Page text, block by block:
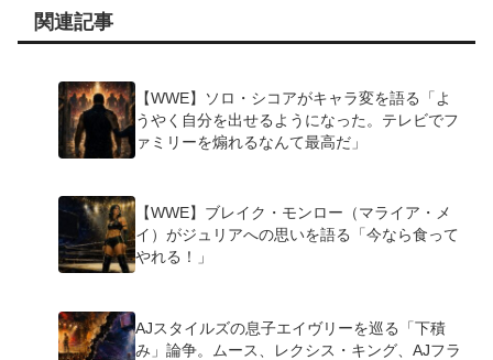
関連記事
【WWE】ソロ・シコアがキャラ変を語る「よ
うやく自分を出せるようになった。テレビでフ
ァミリーを煽れるなんて最高だ」
【WWE】ブレイク・モンロー（マライア・メ
イ）がジュリアへの思いを語る「今なら食って
やれる！」
AJスタイルズの息子エイヴリーを巡る「下積
み」論争。ムース、レクシス・キング、AJフラ